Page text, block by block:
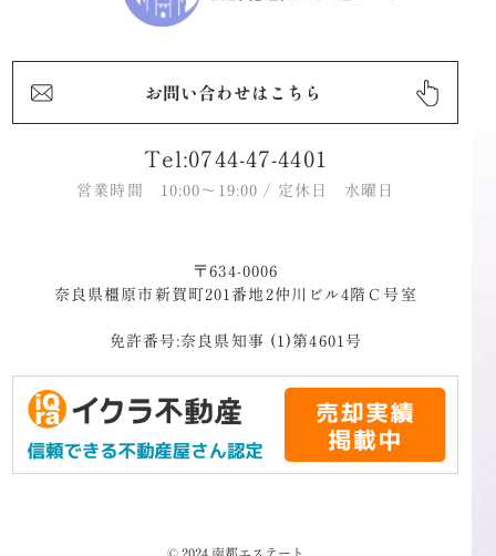
〒634-0006
奈良県橿原市新賀町201番地2仲川ビル4階Ｃ号室
免許番号:奈良県知事 (1)第4601号
Tel:0744-47-4401
営業時間 10:00～19:00 / 定休日 水曜日
お問い合わせはこちら
©︎ 2024 南都エステート